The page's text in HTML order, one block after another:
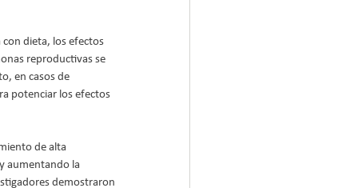
dieta, los efectos
reproductivas se
en casos de
potenciar los efectos
de alta
aumentando la
demostraron